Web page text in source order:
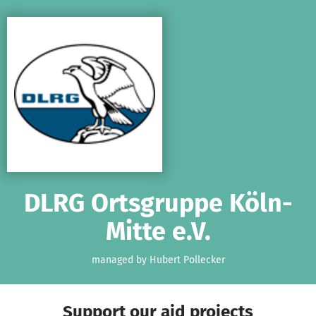
DLRG Ortsgruppe Köln-
Mitte e.V.
managed by Hubert Pollecker
Support our aid projects